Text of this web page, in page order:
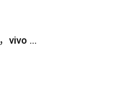
vivo ...